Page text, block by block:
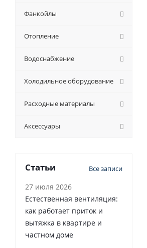
Фанкойлы
Отопление
Водоснабжение
Холодильное оборудование
Расходные материалы
Аксессуары
Статьи Все записи
27 июля 2026
Естественная вентиляция:
как работает приток и
вытяжка в квартире и
частном доме